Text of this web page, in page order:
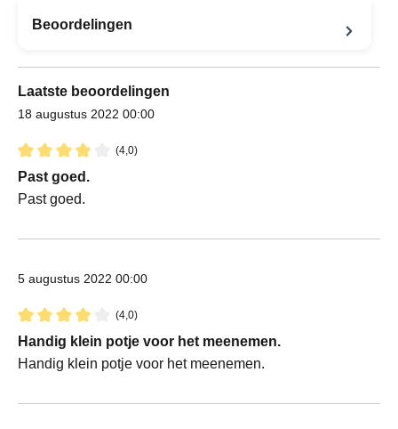
Beoordelingen
Laatste beoordelingen
18 augustus 2022 00:00
(4,0)
Recensie met een waardering van 4 van de 5 sterren
Past goed.
Past goed.
5 augustus 2022 00:00
(4,0)
Recensie met een waardering van 4 van de 5 sterren
Handig klein potje voor het meenemen.
Handig klein potje voor het meenemen.